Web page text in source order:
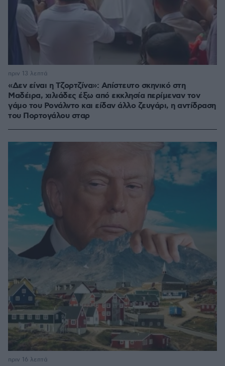
«Δεν είναι η Τζορτζίνα»: Απίστευτο σκηνικό στη
Μαδέιρα, χιλιάδες έξω από εκκλησία περίμεναν τον
γάμο του Ρονάλντο και είδαν άλλο ζευγάρι, η αντίδραση
του Πορτογάλου σταρ
πριν 13 λεπτά
πριν 16 λεπτά